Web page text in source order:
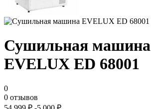
Сушильная машина
EVELUX ED 68001
0
0 отзывов